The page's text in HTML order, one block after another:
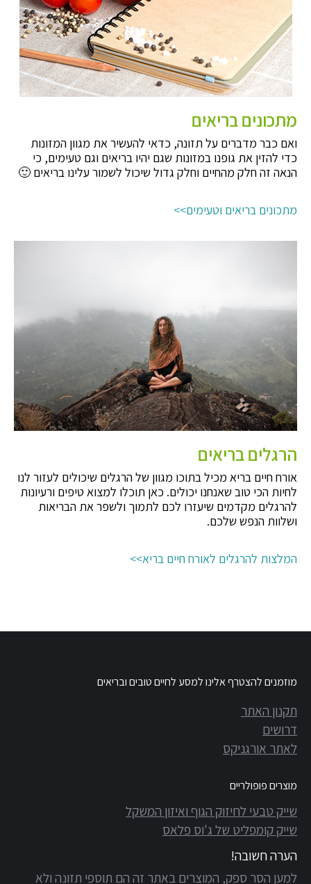
מתכונים בריאים
ואם כבר מדברים על תזונה, כדאי להעשיר את מגוון המזונות
כדי להזין את גופנו במזונות שגם יהיו בריאים וגם טעימים, כי
הנאה זה חלק מהחיים וחלק גדול שיכול לשמור עלינו בריאים 🙂
מתכונים בריאים וטעימים>>
הרגלים בריאים
אורח חיים בריא מכיל בתוכו מגוון של הרגלים שיכולים לעזור לנו
לחיות הכי טוב שאנחנו יכולים. כאן תוכלו למצוא טיפים ורעיונות
להרגלים מקדמים שיעזרו לכם לתמוך ולשפר את הבריאות
ושלוות הנפש שלכם.
המלצות להרגלים לאורח חיים בריא>>
מוזמנים להצטרף אלינו למסע לחיים טובים ובריאים
תקנון האתר
דרושים
לאתר אורגניקס
מוצרים פופולריים
שייק טבעי לחיזוק הגוף ואיזון המשקל
שייק קומפליט של ג'וס פלאס
הערה חשובה!
למען הסר ספק, המוצרים באתר זה הם תוספי תזונה ולא